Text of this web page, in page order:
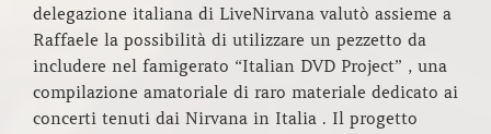
delegazione italiana di LiveNirvana valutò assieme a
Raffaele la possibilità di utilizzare un pezzetto da
includere nel famigerato “Italian DVD Project” , una
compilazione amatoriale di raro materiale dedicato ai
concerti tenuti dai Nirvana in Italia . Il progetto